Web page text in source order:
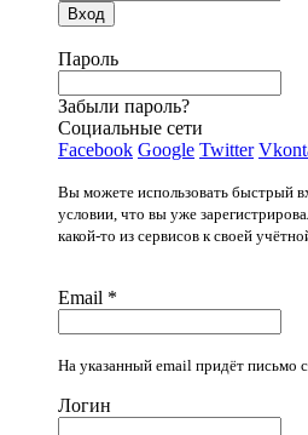
Вход
Пароль
Забыли пароль?
Социальные сети
Facebook Google Twitter
Вы можете использовать быстрый
условии, что вы уже
какой-то из сервисов к своей
Email *
На указанный email придёт письмо
Логин